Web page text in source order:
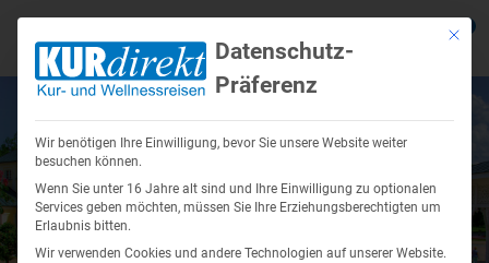
Reiseziele anzeigen
Kur in Deutschland
Kur in
Kur Bad
anzeigen
Kur in
Kur in
Kuren in
Kur in
Reisethemen anzeigen
Kurreisen – Ihrer Gesundheit etwas
anzeigen
Reiseangebote anzeigen
Kur Angebote
Über Uns anzeigen
Firmenprofil
Service anzeigen
Busreisen mit Haustürabholung
Mit
Datenschutz-
Präferenz
Wir benötigen Ihre Einwilligung, bevor Sie unsere Website weiter
besuchen können.
Wenn Sie unter 16 Jahre alt sind und Ihre Einwilligung zu optionalen
Services geben möchten, müssen Sie Ihre Erziehungsberechtigten um
Erlaubnis bitten.
Wir verwenden Cookies und andere Technologien auf unserer Website.